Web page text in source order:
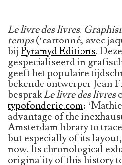
Le livre des livres.
temps(‘cartonné, avec
bijPyramyd Editions.
gespecialiseerd in
geeft het populaire
bekende ontwerper Jean
besprakLe livre des livres
typofonderie.com:
advantage of the
Amsterdam library to
but especially of its
now. Its chronological
originality of this history